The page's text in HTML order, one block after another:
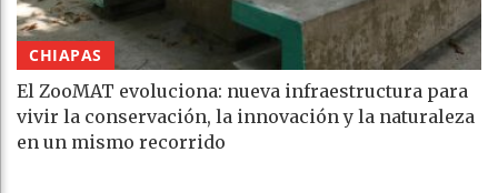
CHIAPAS
El ZooMAT evoluciona: nueva infraestructura para
vivir la conservación, la innovación y la naturaleza
en un mismo recorrido